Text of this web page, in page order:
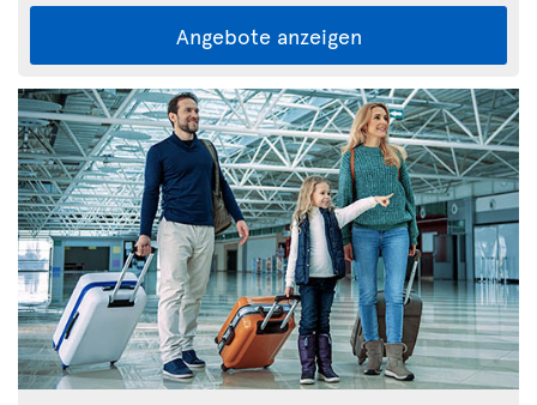
Angebote anzeigen